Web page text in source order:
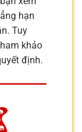
hạn
Tuy
khảo
định.